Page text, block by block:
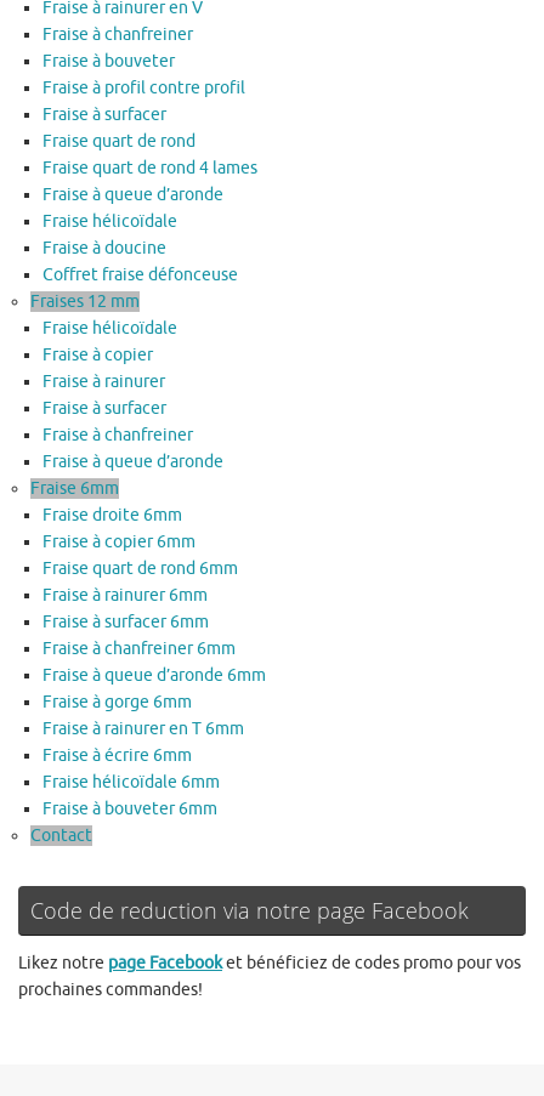
Fraise à rainurer en V
Fraise à chanfreiner
Fraise à bouveter
Fraise à profil contre profil
Fraise à surfacer
Fraise quart de rond
Fraise quart de rond 4 lames
Fraise à queue d’aronde
Fraise hélicoïdale
Fraise à doucine
Coffret fraise défonceuse
Fraises 12 mm
Fraise hélicoïdale
Fraise à copier
Fraise à rainurer
Fraise à surfacer
Fraise à chanfreiner
Fraise à queue d’aronde
Fraise 6mm
Fraise droite 6mm
Fraise à copier 6mm
Fraise quart de rond 6mm
Fraise à rainurer 6mm
Fraise à surfacer 6mm
Fraise à chanfreiner 6mm
Fraise à queue d’aronde 6mm
Fraise à gorge 6mm
Fraise à rainurer en T 6mm
Fraise à écrire 6mm
Fraise hélicoïdale 6mm
Fraise à bouveter 6mm
Contact
Code de reduction via notre page Facebook
Likez notre page Facebooket bénéficiez de codes promo pour vos
prochaines commandes!